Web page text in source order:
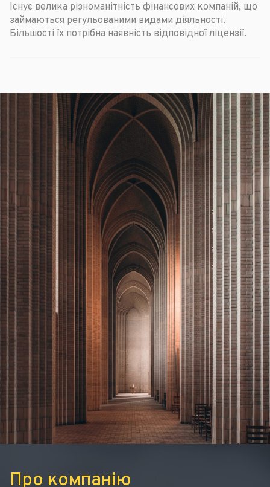
Існує велика різноманітність фінансових компаній, що
займаються регульованими видами діяльності.
Більшості їх потрібна наявність відповідної ліцензії.
Про компанію